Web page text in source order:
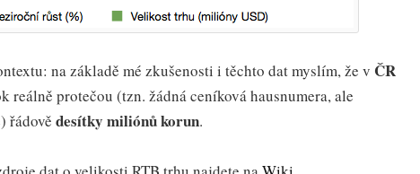
na základě mé zkušenosti i těchto dat myslím, že v ČR
reálně protečou (tzn. žádná ceníková hausnumera, ale
řádově desítky miliónů korun.